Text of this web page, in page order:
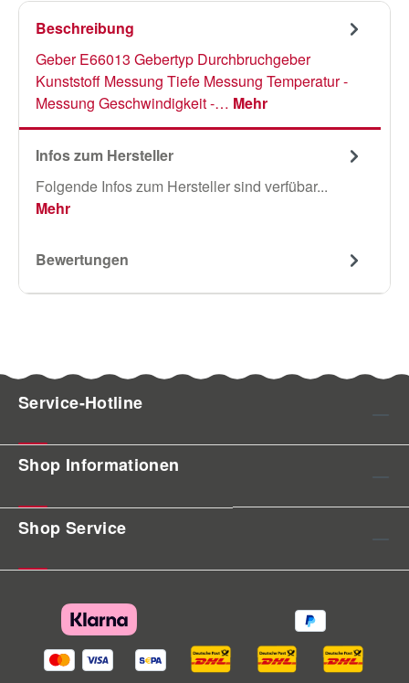
Beschreibung
Geber E66013 Gebertyp Durchbruchgeber
Kunststoff Messung Tiefe Messung Temperatur -
Messung Geschwindigkeit -… Mehr
Infos zum Hersteller
Folgende Infos zum Hersteller sind verfübar...
Mehr
Bewertungen
Service-Hotline
Shop Informationen
Shop Service